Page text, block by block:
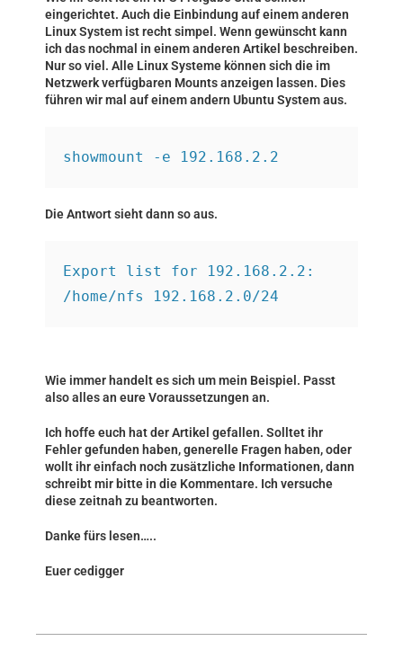
eingerichtet. Auch die Einbindung auf einem anderen
Linux System ist recht simpel. Wenn gewünscht kann
ich das nochmal in einem anderen Artikel beschreiben.
Nur so viel. Alle Linux Systeme können sich die im
Netzwerk verfügbaren Mounts anzeigen lassen. Dies
führen wir mal auf einem andern Ubuntu System aus.
showmount -e 192.168.2.2
Die Antwort sieht dann so aus.
Export list for 192.168.2.2:
/home/nfs 192.168.2.0/24
Wie immer handelt es sich um mein Beispiel. Passt
also alles an eure Voraussetzungen an.
Ich hoffe euch hat der Artikel gefallen. Solltet ihr
Fehler gefunden haben, generelle Fragen haben, oder
wollt ihr einfach noch zusätzliche Informationen, dann
schreibt mir bitte in die Kommentare. Ich versuche
diese zeitnah zu beantworten.
Danke fürs lesen…..
Euer cedigger